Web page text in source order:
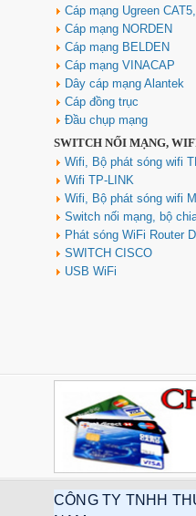
Hub USB Type C
Uno 6 in 1 ra USB-C,
HDMI 4K@60Hz, Sạc
Ugreen 35998
Giá: 650,000
Hub USB Type-C 6 in
4K@60Hz, Hub USB
PD 100W Ugreen
Giá: 650,000 VNĐ
Cáp mạng Ugreen
Cáp mạng NORDEN
Cáp mạng BELDEN
Cáp mạng VINACAP
Dây cáp mạng Alantek
Cáp đồng trục
Đầu chụp mạng
SWITCH NỐI MẠNG,
Wifi, Bộ phát sóng wifi
Wifi TP-LINK
Wifi, Bộ phát sóng wifi
Switch nối mạng, bộ
Phát sóng WiFi Router
SWITCH CISCO
USB WiFi
CÔNG TY TNHH